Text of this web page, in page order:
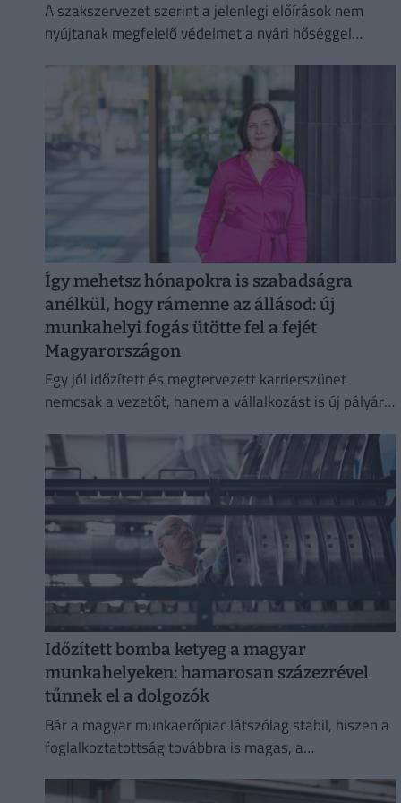
A szakszervezet szerint a jelenlegi előírások nem
nyújtanak megfelelő védelmet a nyári hőséggel
Így mehetsz hónapokra is szabadságra
anélkül, hogy rámenne az állásod: új
munkahelyi fogás ütötte fel a fejét
Magyarországon
Egy jól időzített és megtervezett karrierszünet
nemcsak a vezetőt, hanem a vállalkozást is új pályára
Időzített bomba ketyeg a magyar
munkahelyeken: hamarosan százezrével
tűnnek el a dolgozók
Bár a magyar munkaerőpiac látszólag stabil, hiszen a
foglalkoztatottság továbbra is magas, a
mértékben.